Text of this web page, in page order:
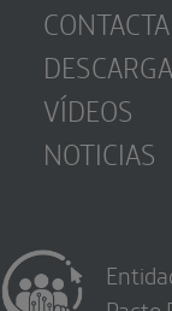
CONTACTA
VÍDEOS
NOTICIAS